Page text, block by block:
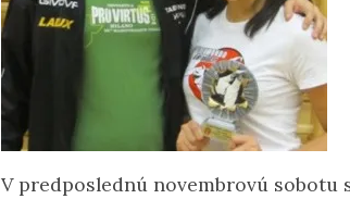
V predposlednú novembrovú sobotu